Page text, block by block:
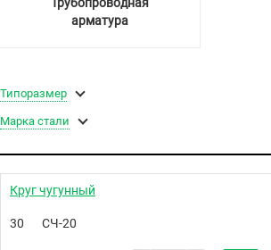
арматура
Типоразмер
Марка стали
Круг чугунный
30 СЧ-20